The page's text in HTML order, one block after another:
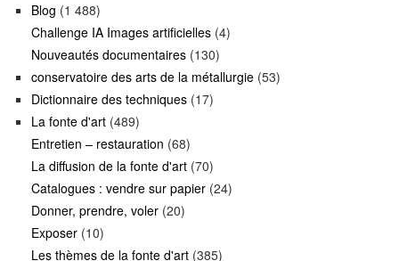
Blog (1 488)
Challenge IA Images artificielles (4)
Nouveautés documentaires (130)
conservatoire des arts de la métallurgie (53)
Dictionnaire des techniques (17)
La fonte d'art (489)
Entretien – restauration (68)
La diffusion de la fonte d'art (70)
Catalogues : vendre sur papier (24)
Donner, prendre, voler (20)
Exposer (10)
Les thèmes de la fonte d'art (385)